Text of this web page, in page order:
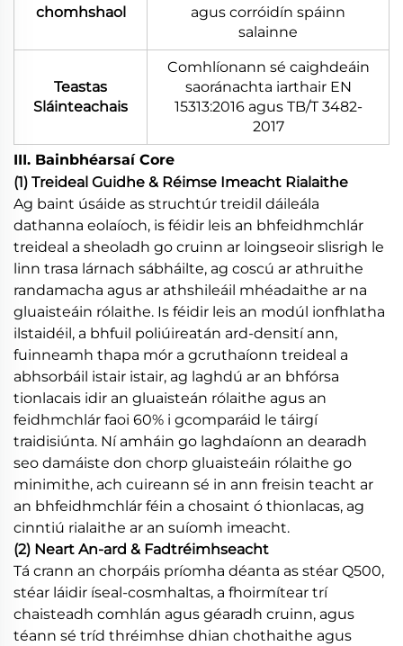
chomhshaol
agus corróidín spáinn
salainne
Teastas
Sláinteachais
Comhlíonann sé caighdeáin
saoránachta iarthair EN
15313:2016 agus TB/T 3482-
2017
III. Bainbhéarsaí Core
(1) Treideal Guidhe & Réimse Imeacht Rialaithe
Ag baint úsáide as struchtúr treidil dáileála
dathanna eolaíoch, is féidir leis an bhfeidhmchlár
treideal a sheoladh go cruinn ar loingseoir slisrigh le
linn trasa lárnach sábháilte, ag coscú ar athruithe
randamacha agus ar athshileáil mhéadaithe ar na
gluaisteáin rólaithe. Is féidir leis an modúl ionfhlatha
ilstaidéil, a bhfuil poliúireatán ard-densití ann,
fuinneamh thapa mór a gcruthaíonn treideal a
abhsorbáil istair istair, ag laghdú ar an bhfórsa
tionlacais idir an gluaisteán rólaithe agus an
feidhmchlár faoi 60% i gcomparáid le táirgí
traidisiúnta. Ní amháin go laghdaíonn an dearadh
seo damáiste don chorp gluaisteáin rólaithe go
minimithe, ach cuireann sé in ann freisin teacht ar
an bhfeidhmchlár féin a chosaint ó thionlacas, ag
cinntiú rialaithe ar an suíomh imeacht.
(2) Neart An-ard & Fadtréimhseacht
Tá crann an chorpáis príomha déanta as stéar Q500,
stéar láidir íseal-cosmhaltas, a fhoirmítear trí
chaisteadh comhlán agus géaradh cruinn, agus
téann sé tríd thréimhse dhian chothaithe agus